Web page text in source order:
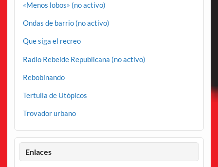
«Menos lobos» (no activo)
Ondas de barrio (no activo)
Que siga el recreo
Radio Rebelde Republicana (no activo)
Rebobinando
Tertulia de Utópicos
Trovador urbano
Enlaces